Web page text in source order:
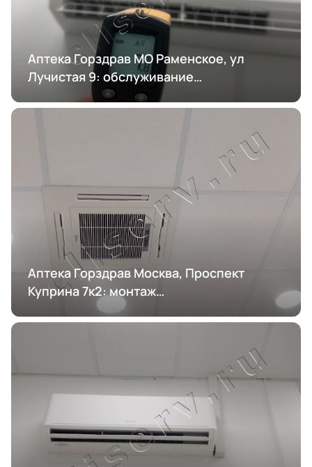
Аптека Горздрав МО Раменское, ул
Лучистая 9: обслуживание
кондиционирования
Аптека Горздрав Москва, Проспект
Куприна 7к2: монтаж
кондиционирования